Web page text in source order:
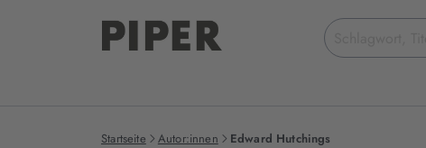
Suchbegriff
eingeben
Startseite Autor:innen Edward Hutchings